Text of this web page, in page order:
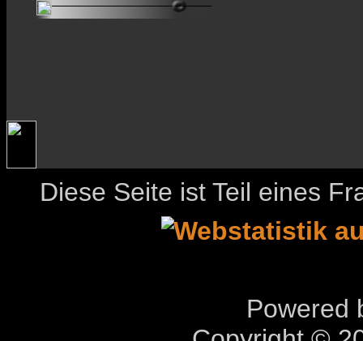
Diese Seite ist Teil eines
Powered